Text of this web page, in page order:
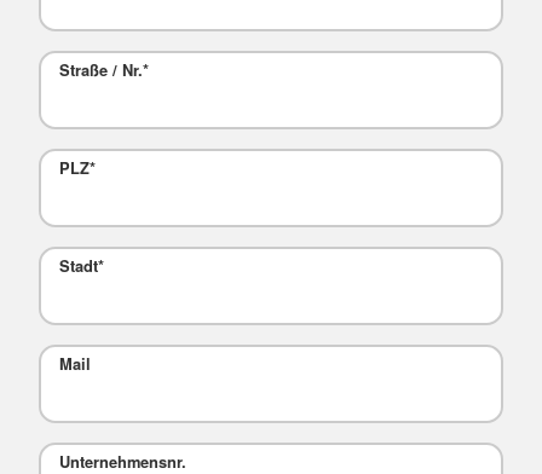
Straße / Nr.*
PLZ*
Stadt*
Mail
Unternehmensnr.